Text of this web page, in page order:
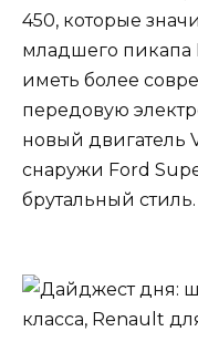
450, которые
младшего пикапа
иметь более
передовую
новый двигатель
снаружи Ford
брутальный стиль.